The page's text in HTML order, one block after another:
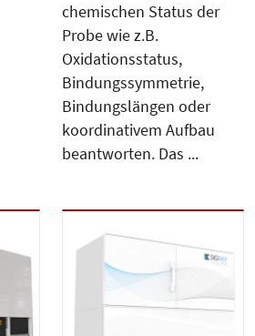
chemischen Status der
Probe wie z.B.
Oxidationsstatus,
Bindungssymmetrie,
Bindungslängen oder
koordinativem Aufbau
beantworten. Das ...